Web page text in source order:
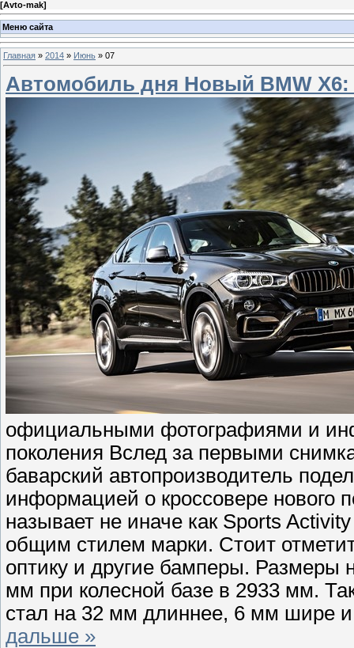
[Avto-mak]
Меню сайта
Главная » 2014 » Июнь » 07
Автомобиль дня Новый BMW
официальными фотографиями и
поколения Вслед за первыми
баварский автопроизводитель
информацией о кроссовере нового
называет не иначе как Sports
общим стилем марки. Стоит
оптику и другие бамперы. Размеры
мм при колесной базе в 2933 мм.
стал на 32 мм длиннее, 6 мм шире
дальше »